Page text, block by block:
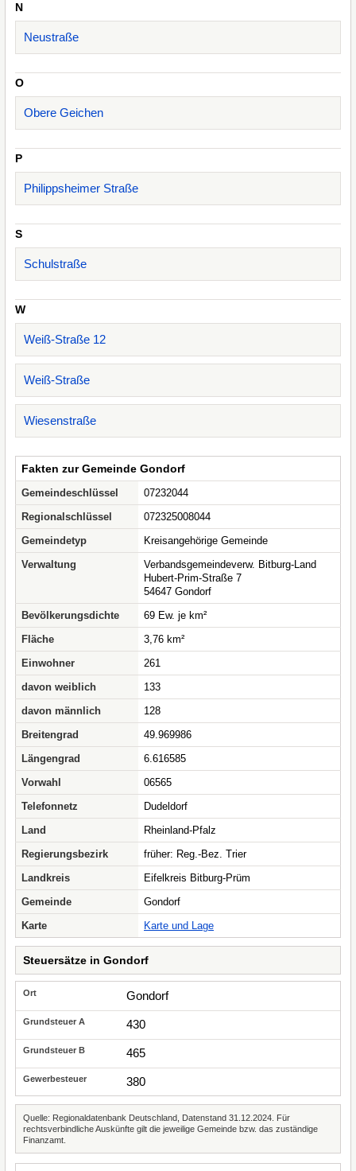
N
Neustraße
O
Obere Geichen
P
Philippsheimer Straße
S
Schulstraße
W
Weiß-Straße 12
Weiß-Straße
Wiesenstraße
Fakten zur Gemeinde Gondorf
Gemeindeschlüssel
07232044
Regionalschlüssel
072325008044
Gemeindetyp
Kreisangehörige Gemeinde
Verwaltung
Verbandsgemeindeverw. Bitburg-Land
Hubert-Prim-Straße 7
54647 Gondorf
Bevölkerungsdichte
69 Ew. je km²
Fläche
3,76 km²
Einwohner
261
davon weiblich
133
davon männlich
128
Breitengrad
49.969986
Längengrad
6.616585
Vorwahl
06565
Telefonnetz
Dudeldorf
Land
Rheinland-Pfalz
Regierungsbezirk
früher: Reg.-Bez. Trier
Landkreis
Eifelkreis Bitburg-Prüm
Gemeinde
Gondorf
Karte
Karte und Lage
Steuersätze in Gondorf
Gondorf
430
465
380
Quelle: Regionaldatenbank Deutschland, Datenstand 31.12.2024. Für
rechtsverbindliche Auskünfte gilt die jeweilige Gemeinde bzw. das zuständige
Finanzamt.